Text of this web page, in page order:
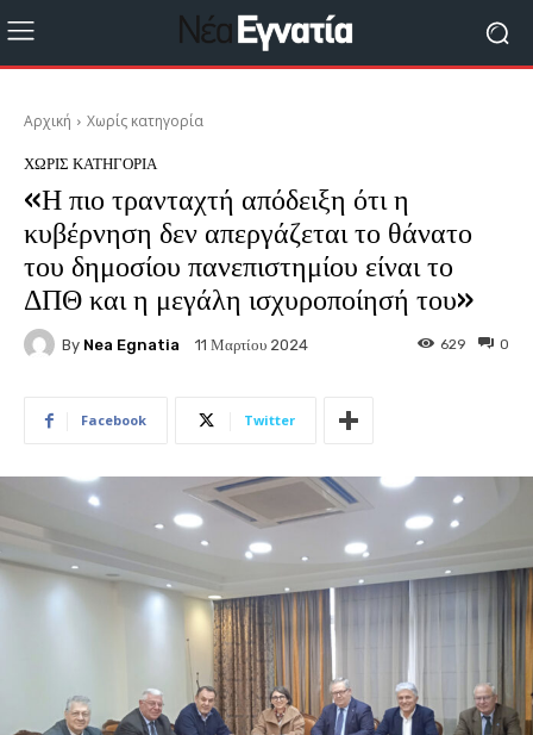
Αρχική Χωρίς κατηγορία
ΧΩΡΊΣ ΚΑΤΗΓΟΡΊΑ
«Η πιο τρανταχτή απόδειξη ότι η
κυβέρνηση δεν απεργάζεται το θάνατο
του δημοσίου πανεπιστημίου είναι το
ΔΠΘ και η μεγάλη ισχυροποίησή του»
By Nea Egnatia 11 Μαρτίου 2024 0
629
Facebook Twitter